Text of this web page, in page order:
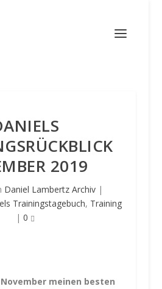
2019
Daniel Lambertz Archiv|
Trainingstagebuch, Training
|0
meinen besten